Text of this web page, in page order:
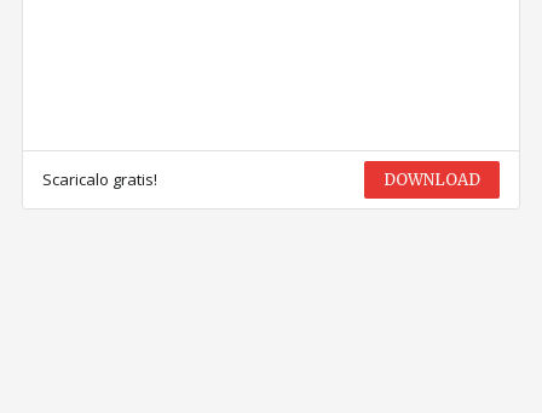
Scaricalo gratis! DOWNLOAD